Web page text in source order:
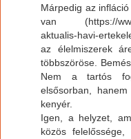
Márpedig az
van (https://
aktualis-havi-
az élelmiszerek
többszöröse.
Nem a tartós
elsősorban,
kenyér.
Igen, a helyzet,
közös